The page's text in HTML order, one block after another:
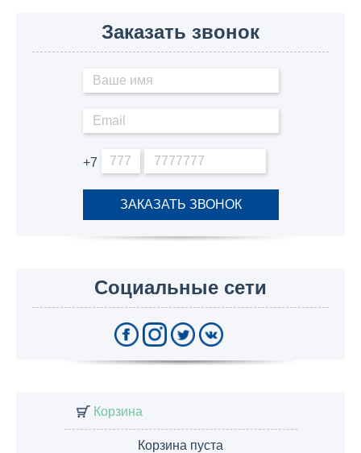
Заказать звонок
+7
Социальные сети
Корзина
Корзина пуста